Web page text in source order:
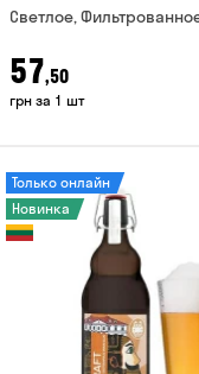
Светлое,
57,50
грн за 1 шт
Только онлайн
Новинка